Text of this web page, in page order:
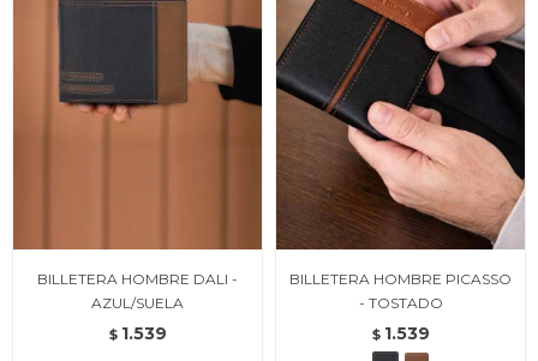
BILLETERA HOMBRE DALI -
AZUL/SUELA
$ 1.539
BILLETERA HOMBRE PICASSO
- TOSTADO
$ 1.539